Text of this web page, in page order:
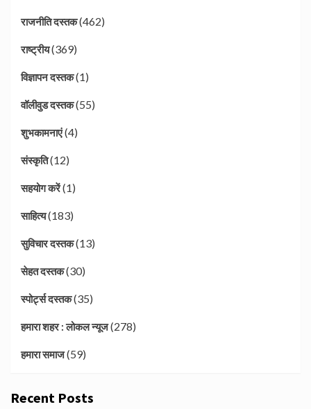
राजनीति दस्तक(462)
राष्ट्रीय(369)
विज्ञापन दस्तक(1)
वॉलीवुड दस्तक(55)
शुभकामनाएं(4)
संस्कृति(12)
सहयोग करें(1)
साहित्य(183)
सुविचार दस्तक(13)
सेहत दस्तक(30)
स्पोर्ट्स दस्तक(35)
हमारा शहर : लोकल न्यूज(278)
हमारा समाज(59)
Recent Posts